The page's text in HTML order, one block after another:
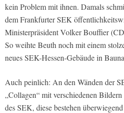
kein Problem mit ihnen. Damals
dem Frankfurter SEK
Ministerpräsident Volker Bouffier
So weihte Beuth noch mit einem
neues SEK-Hessen-Gebäude in
Auch peinlich: An den Wänden der
„Collagen“ mit verschiedenen
des SEK, diese bestehen